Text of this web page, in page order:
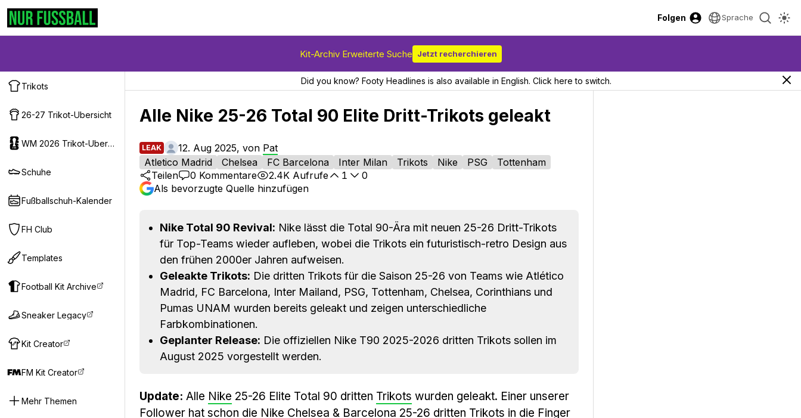
Folgen Sprache
Kit-Archiv Erweiterte Suche Jetzt recherchieren
Trikots
26-27 Trikot-Ubersicht
WM 2026 Trikot-Ubersicht
Schuhe
Fußballschuh-Kalender
FH Club
Templates
Football Kit Archive
Sneaker Legacy
Kit Creator
FM Kit Creator
Mehr Themen
Did you know? Footy Headlines is also available in English. Click here to switch.
Alle Nike 25-26 Total 90 Elite Dritt-Trikots geleakt
LEAK 12. Aug 2025, von Pat
Atletico Madrid
Chelsea FC Barcelona Inter Milan Trikots Nike PSG
Tottenham
Teilen
0 Kommentare 2.4K Aufrufe 1
0
Als bevorzugte Quelle hinzufügen
Nike Total 90 Revival: Nike lässt die Total 90-Ära mit neuen 25-26 Dritt-Trikots
für Top-Teams wieder aufleben, wobei die Trikots ein futuristisch-retro Design aus
den frühen 2000er Jahren aufweisen.
Geleakte Trikots: Die dritten Trikots für die Saison 25-26 von Teams wie Atlético
Madrid, FC Barcelona, Inter Mailand, PSG, Tottenham, Chelsea, Corinthians und
Pumas UNAM wurden bereits geleakt und zeigen unterschiedliche
Farbkombinationen.
Geplanter Release: Die offiziellen Nike T90 2025-2026 dritten Trikots sollen im
August 2025 vorgestellt werden.
Update: Alle Nike 25-26 Elite Total 90 dritten Trikots wurden geleakt. Einer unserer
Follower hat schon die Nike Chelsea & Barcelona 25-26 dritten Trikots in die Finger